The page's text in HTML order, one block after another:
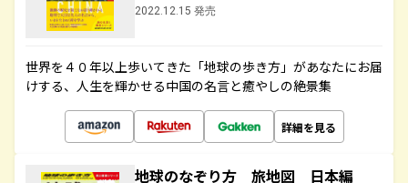
2022.12.15 発売
世界を４０年以上歩いてきた「地球の歩き方」があなたにお届
けする、人生を輝かせる中国の名言と癒やしの絶景集
詳細を見る
地球のなぞり方 旅地図 日本編